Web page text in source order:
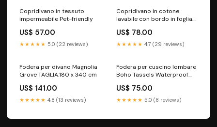
Copridivano in tessuto
impermeabile Pet-friendly
US$ 57.00
★★★★★ 5.0 (22 reviews)
Copridivano in cotone
lavabile con bordo in foglia
US$ 78.00
★★★★★ 4.7 (29 reviews)
Fodera per divano Magnolia
Grove TAGLIA:180 x 340 cm
US$ 141.00
★★★★★ 4.8 (13 reviews)
Fodera per cuscino lombare
Boho Tassels Waterproof
US$ 75.00
★★★★★ 5.0 (8 reviews)